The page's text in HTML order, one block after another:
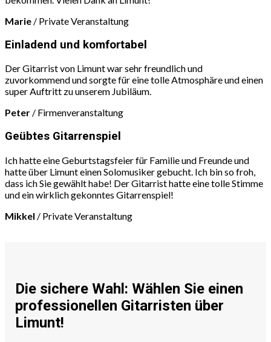
Marie / Private Veranstaltung
Einladend und komfortabel
Der Gitarrist von Limunt war sehr freundlich und
zuvorkommend und sorgte für eine tolle Atmosphäre und einen
super Auftritt zu unserem Jubiläum.
Peter / Firmenveranstaltung
Geübtes Gitarrenspiel
Ich hatte eine Geburtstagsfeier für Familie und Freunde und
hatte über Limunt einen Solomusiker gebucht. Ich bin so froh,
dass ich Sie gewählt habe! Der Gitarrist hatte eine tolle Stimme
und ein wirklich gekonntes Gitarrenspiel!
Mikkel / Private Veranstaltung
Die sichere Wahl: Wählen Sie einen
professionellen Gitarristen über
Limunt!